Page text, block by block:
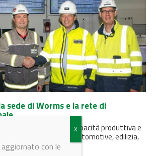
sede di Worms e la rete di
tecnologia potenzia la capacità produttiva e
chain nei settori automotive, edilizia,
con le